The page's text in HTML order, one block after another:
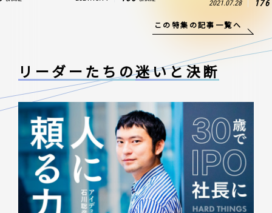
2021.07.28 176
この特集の記事一覧へ
リーダーたちの迷いと決断